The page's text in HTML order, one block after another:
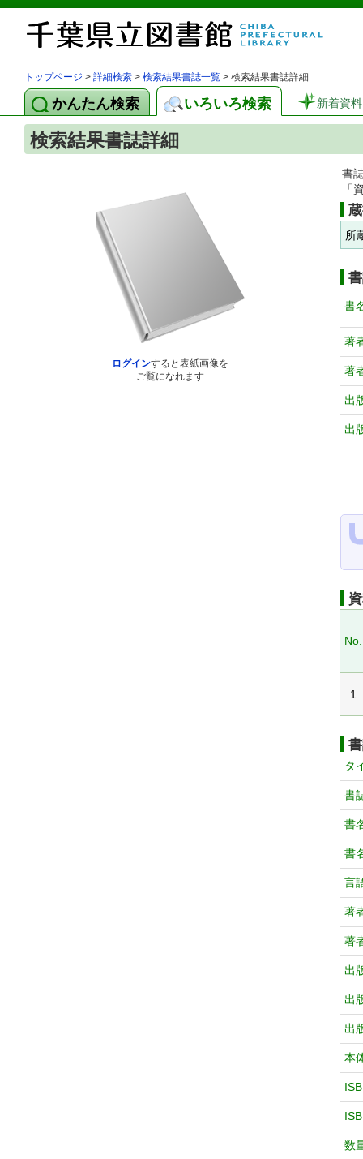
トップページ > 詳細検索 > 検索結果書誌一覧 > 検索結果書誌詳細
かんたん検索 いろいろ検索 新着資料
検索結果書誌詳細
ログインすると表紙画像を
ご覧になれます
書
「
所
書
著
著
出
出
No.
1
タ
書
書
書
言
著
著
出
出
出
本
数